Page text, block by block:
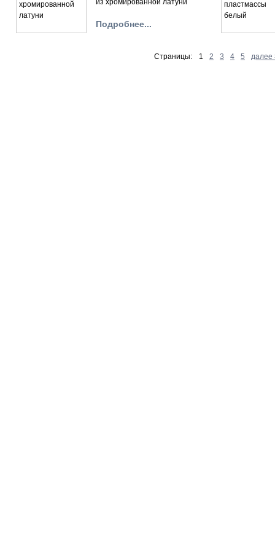
из хромированной латуни
Подробнее...
Страницы: 1 2 3 4 5 далее